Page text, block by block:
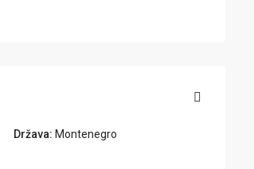
Država: Montenegro